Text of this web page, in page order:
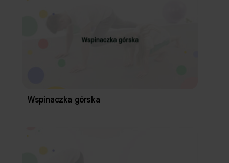
Wspinaczka górska